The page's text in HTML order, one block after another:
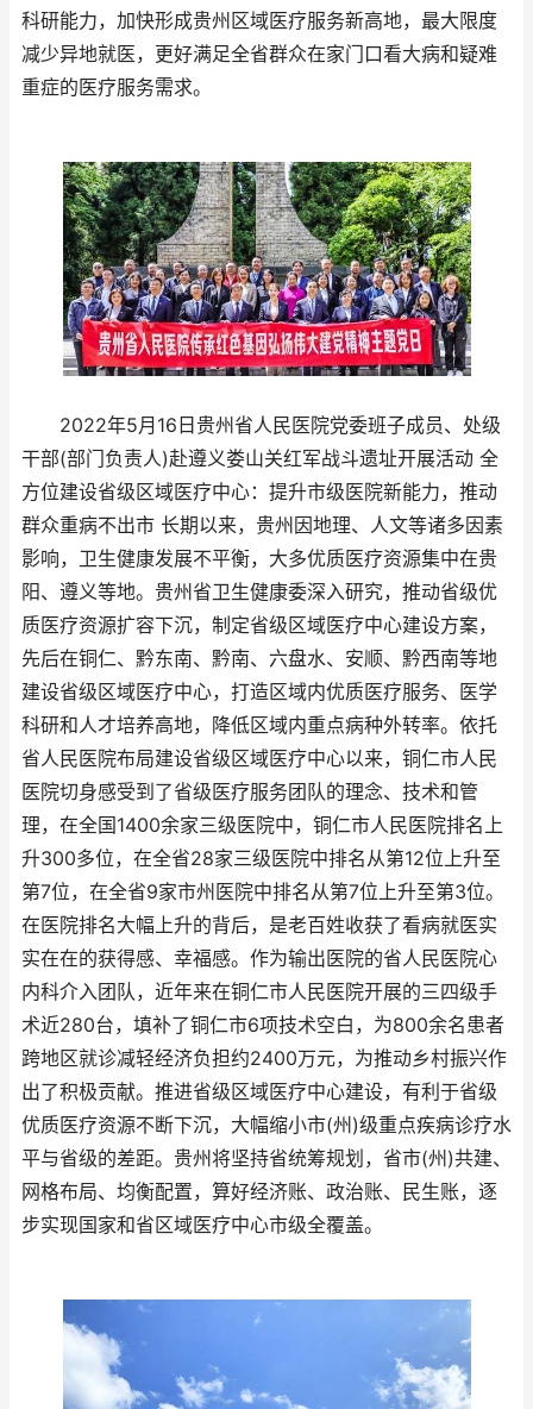
科研能力，加快形成贵州区域医疗服务新高地，最大限度
减少异地就医，更好满足全省群众在家门口看大病和疑难
重症的医疗服务需求。
2022年5月16日贵州省人民医院党委班子成员、处级
干部(部门负责人)赴遵义娄山关红军战斗遗址开展活动 全
方位建设省级区域医疗中心：提升市级医院新能力，推动
群众重病不出市 长期以来，贵州因地理、人文等诸多因素
影响，卫生健康发展不平衡，大多优质医疗资源集中在贵
阳、遵义等地。贵州省卫生健康委深入研究，推动省级优
质医疗资源扩容下沉，制定省级区域医疗中心建设方案，
先后在铜仁、黔东南、黔南、六盘水、安顺、黔西南等地
建设省级区域医疗中心，打造区域内优质医疗服务、医学
科研和人才培养高地，降低区域内重点病种外转率。依托
省人民医院布局建设省级区域医疗中心以来，铜仁市人民
医院切身感受到了省级医疗服务团队的理念、技术和管
理，在全国1400余家三级医院中，铜仁市人民医院排名上
升300多位，在全省28家三级医院中排名从第12位上升至
第7位，在全省9家市州医院中排名从第7位上升至第3位。
在医院排名大幅上升的背后，是老百姓收获了看病就医实
实在在的获得感、幸福感。作为输出医院的省人民医院心
内科介入团队，近年来在铜仁市人民医院开展的三四级手
术近280台，填补了铜仁市6项技术空白，为800余名患者
跨地区就诊减轻经济负担约2400万元，为推动乡村振兴作
出了积极贡献。推进省级区域医疗中心建设，有利于省级
优质医疗资源不断下沉，大幅缩小市(州)级重点疾病诊疗水
平与省级的差距。贵州将坚持省统筹规划，省市(州)共建、
网格布局、均衡配置，算好经济账、政治账、民生账，逐
步实现国家和省区域医疗中心市级全覆盖。